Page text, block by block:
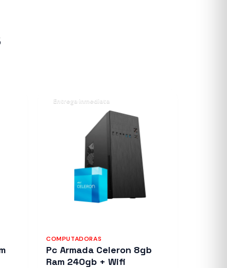
Entrega inmediata
COMPUTADORAS
Pc Armada Celeron 8gb
Ram 240gb + Wifi